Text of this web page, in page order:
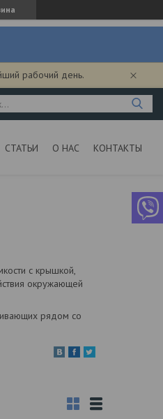
рабочий день.
СТАТЬИ О НАС КОНТАКТЫ
с крышкой,
окружающей
рядом со